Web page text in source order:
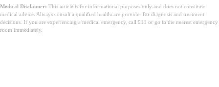
Medical Disclaimer: This article is for informational purposes only and does not constitute
medical advice. Always consult a qualified healthcare provider for diagnosis and treatment
decisions. If you are experiencing a medical emergency, call 911 or go to the nearest emergency
room immediately.